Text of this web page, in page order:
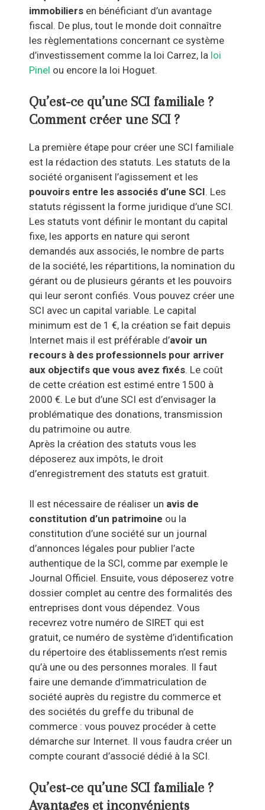
immobiliers en bénéficiant d’un avantage
fiscal. De plus, tout le monde doit connaître
les règlementations concernant ce système
d’investissement comme la loi Carrez, la loi
Pinel ou encore la loi Hoguet.
Qu’est-ce qu’une SCI familiale ?
Comment créer une SCI ?
La première étape pour créer une SCI familiale
est la rédaction des statuts. Les statuts de la
société organisent l’agissement et les
pouvoirs entre les associés d’une SCI. Les
statuts régissent la forme juridique d’une SCI.
Les statuts vont définir le montant du capital
fixe, les apports en nature qui seront
demandés aux associés, le nombre de parts
de la société, les répartitions, la nomination du
gérant ou de plusieurs gérants et les pouvoirs
qui leur seront confiés. Vous pouvez créer une
SCI avec un capital variable. Le capital
minimum est de 1 €, la création se fait depuis
Internet mais il est préférable d’avoir un
recours à des professionnels pour arriver
aux objectifs que vous avez fixés. Le coût
de cette création est estimé entre 1500 à
2000 €. Le but d’une SCI est d’envisager la
problématique des donations, transmission
du patrimoine ou autre.
Après la création des statuts vous les
déposerez aux impôts, le droit
d’enregistrement des statuts est gratuit.
Il est nécessaire de réaliser un avis de
constitution d’un patrimoine ou la
constitution d’une société sur un journal
d’annonces légales pour publier l’acte
authentique de la SCI, comme par exemple le
Journal Officiel. Ensuite, vous déposerez votre
dossier complet au centre des formalités des
entreprises dont vous dépendez. Vous
recevrez votre numéro de SIRET qui est
gratuit, ce numéro de système d’identification
du répertoire des établissements n’est remis
qu’à une ou des personnes morales. Il faut
faire une demande d’immatriculation de
société auprès du registre du commerce et
des sociétés du greffe du tribunal de
commerce : vous pouvez procéder à cette
démarche sur Internet. Il vous faudra créer un
compte courant d’associé dédié à la SCI.
Qu’est-ce qu’une SCI familiale ?
Avantages et inconvénients